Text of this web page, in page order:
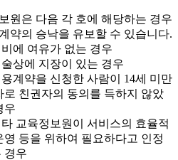
원은 다음 각 호에 해당하는 경우
약의 승낙을 유보할 수 있습니다.
비에 여유가 없는 경우
술상에 지장이 있는 경우
계약을 신청한 사람이 14세 미만
로 친권자의 동의를 득하지 않았
우
교육정보원이 서비스의 효율적
영 등을 위하여 필요하다고 인정
경우